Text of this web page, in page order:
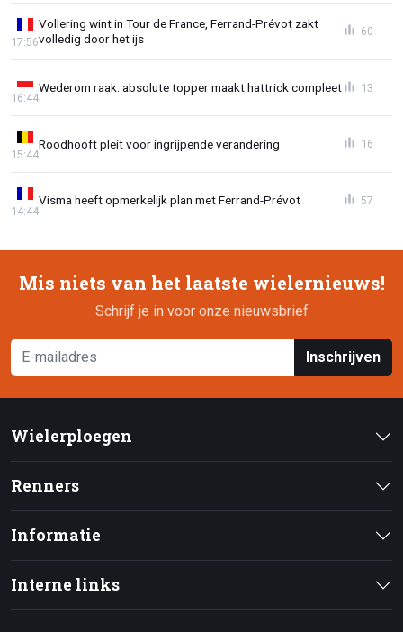
Vollering wint in Tour de France, Ferrand-Prévot zakt
volledig door het ijs
17:56
60
Wederom raak: absolute topper maakt hattrick compleet
16:44
13
Roodhooft pleit voor ingrijpende verandering
15:44
16
Visma heeft opmerkelijk plan met Ferrand-Prévot
14:44
57
Mis niets van het laatste wielernieuws!
Schrijf je in voor onze nieuwsbrief
Inschrijven
Wielerploegen
Renners
Informatie
Interne links